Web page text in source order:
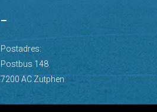
–
Postadres:
Postbus 148
7200 AC Zutphen